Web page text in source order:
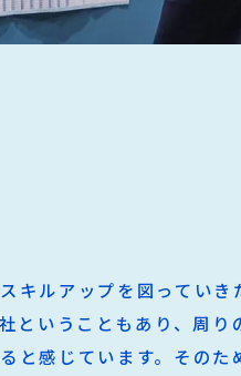
キルアップを図っていき
ということもあり、周り
と感じています。そのた